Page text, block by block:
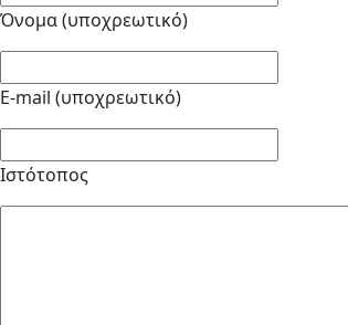
Όνομα (υποχρεωτικό)
E-mail (υποχρεωτικό)
Ιστότοπος